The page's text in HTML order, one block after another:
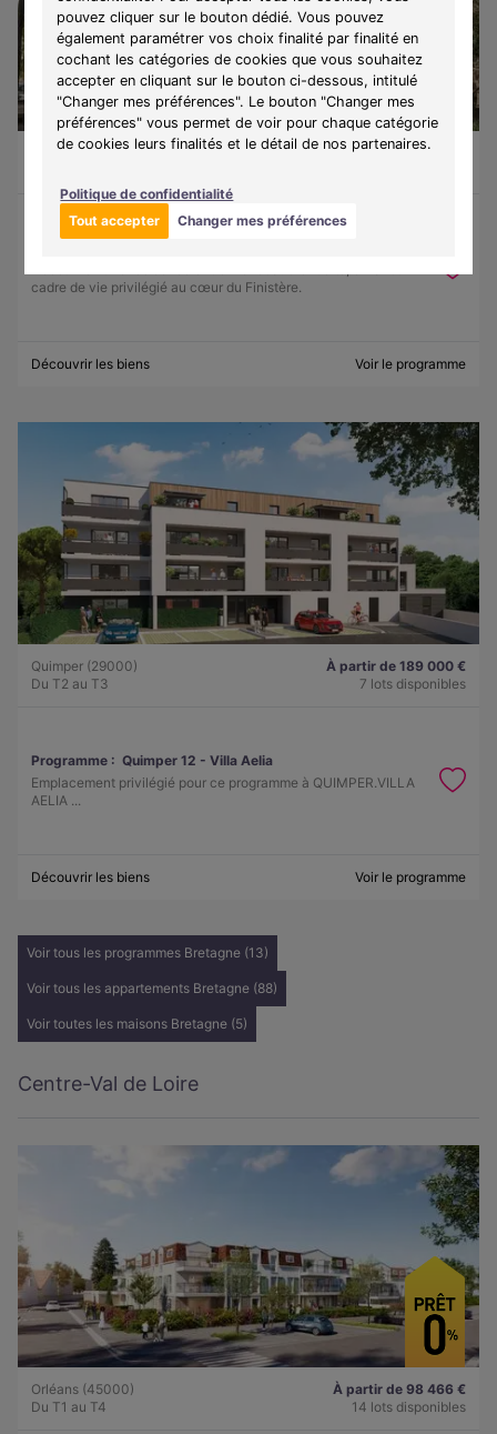
pouvez cliquer sur le bouton dédié. Vous pouvez
également paramétrer vos choix finalité par finalité en
cochant les catégories de cookies que vous souhaitez
accepter en cliquant sur le bouton ci-dessous, intitulé
"Changer mes préférences". Le bouton "Changer mes
préférences" vous permet de voir pour chaque catégorie
de cookies leurs finalités et le détail de nos partenaires.
Politique de confidentialité
Tout accepter
Changer mes préférences
Guilvinec (29730)
À partir de 130 500 €
cadre de vie privilégié au cœur du Finistère.
Découvrir les biens Voir le programme
Quimper (29000)
Du T2 au T3
À partir de 189 000 €
7 lots disponibles
Programme : Quimper 12 - Villa Aelia
Emplacement privilégié pour ce programme à QUIMPER.VILLA
AELIA ...
Découvrir les biens Voir le programme
Voir tous les programmes Bretagne (13)
Voir tous les appartements Bretagne (88)
Voir toutes les maisons Bretagne (5)
Centre-Val de Loire
Orléans (45000)
Du T1 au T4
À partir de 98 466 €
14 lots disponibles